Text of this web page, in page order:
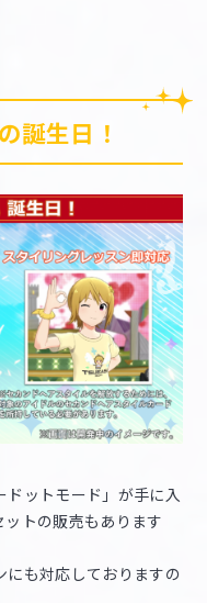
誕生日！
ットモード」が手に入
トの販売もあります
も対応しておりますの